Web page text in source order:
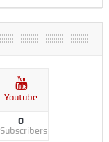
Youtube
0
Subscribers